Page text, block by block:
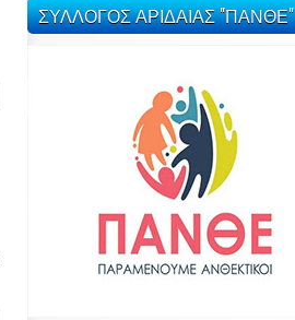
ΣΥΛΛΟΓΟΣ ΑΡΙΔΑΙΑΣ "ΠΑΝΘΕ"